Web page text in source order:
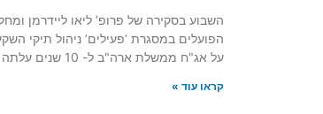
השבוע בסקירה של פרופ’ ליאו ליידרמן
הפועלים במסגרת ‘פעילים’ ניהול תיקי
על אג"ח ממשלת ארה"ב ל- 10 שנים עלתה
קראו עוד »